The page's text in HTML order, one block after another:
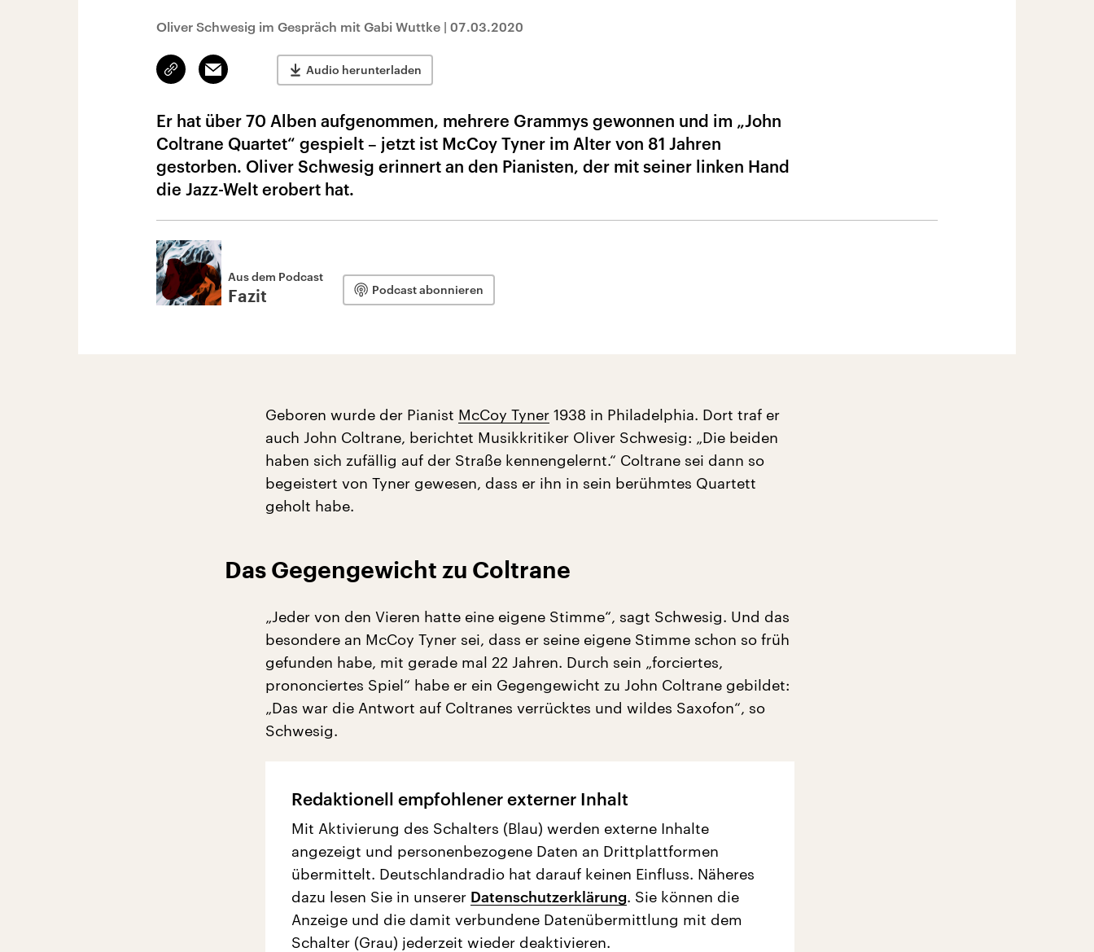
Oliver Schwesig im Gespräch mit Gabi Wuttke | 07.03.2020
Link
kopieren/teilen
Email Audio herunterladen
Er hat über 70 Alben aufgenommen, mehrere Grammys gewonnen und im „John
Coltrane Quartet“ gespielt – jetzt ist McCoy Tyner im Alter von 81 Jahren
gestorben. Oliver Schwesig erinnert an den Pianisten, der mit seiner linken Hand
die Jazz-Welt erobert hat.
Aus dem Podcast
Fazit Podcast abonnieren
Geboren wurde der Pianist McCoy Tyner 1938 in Philadelphia. Dort traf er
auch John Coltrane, berichtet Musikkritiker Oliver Schwesig: „Die beiden
haben sich zufällig auf der Straße kennengelernt.“ Coltrane sei dann so
begeistert von Tyner gewesen, dass er ihn in sein berühmtes Quartett
geholt habe.
Das Gegengewicht zu Coltrane
„Jeder von den Vieren hatte eine eigene Stimme“, sagt Schwesig. Und das
besondere an McCoy Tyner sei, dass er seine eigene Stimme schon so früh
gefunden habe, mit gerade mal 22 Jahren. Durch sein „forciertes,
prononciertes Spiel“ habe er ein Gegengewicht zu John Coltrane gebildet:
„Das war die Antwort auf Coltranes verrücktes und wildes Saxofon“, so
Schwesig.
Redaktionell empfohlener externer Inhalt
Mit Aktivierung des Schalters (Blau) werden externe Inhalte
angezeigt und personenbezogene Daten an Drittplattformen
übermittelt. Deutschlandradio hat darauf keinen Einfluss. Näheres
dazu lesen Sie in unserer Datenschutzerklärung. Sie können die
Anzeige und die damit verbundene Datenübermittlung mit dem
Schalter (Grau) jederzeit wieder deaktivieren.